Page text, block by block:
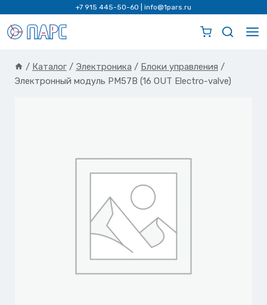
содержимому
+7 915 445-50-60 info@1pars.ru
/ Каталог / Электроника / Блоки управления /
Электронный модуль PM57B (16 OUT Electro-valve)